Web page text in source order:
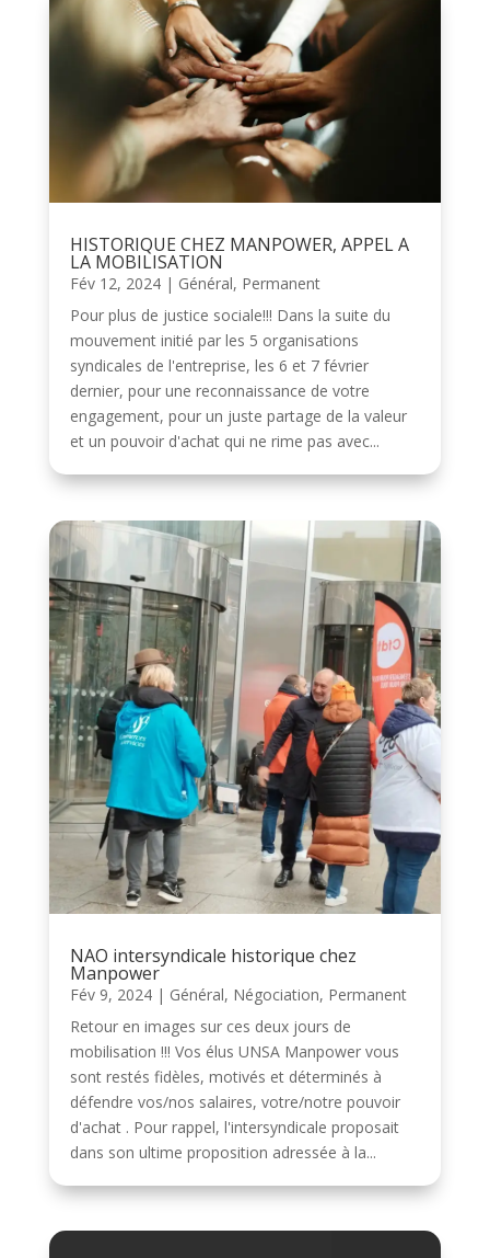
HISTORIQUE CHEZ MANPOWER, APPEL A
LA MOBILISATION
Fév 12, 2024| Général, Permanent
Pour plus de justice sociale!!! Dans la suite du
mouvement initié par les 5 organisations
syndicales de l'entreprise, les 6 et 7 février
dernier, pour une reconnaissance de votre
engagement, pour un juste partage de la valeur
et un pouvoir d'achat qui ne rime pas avec...
NAO intersyndicale historique chez
Manpower
Fév 9, 2024| Général, Négociation, Permanent
Retour en images sur ces deux jours de
mobilisation !!! Vos élus UNSA Manpower vous
sont restés fidèles, motivés et déterminés à
défendre vos/nos salaires, votre/notre pouvoir
d'achat . Pour rappel, l'intersyndicale proposait
dans son ultime proposition adressée à la...